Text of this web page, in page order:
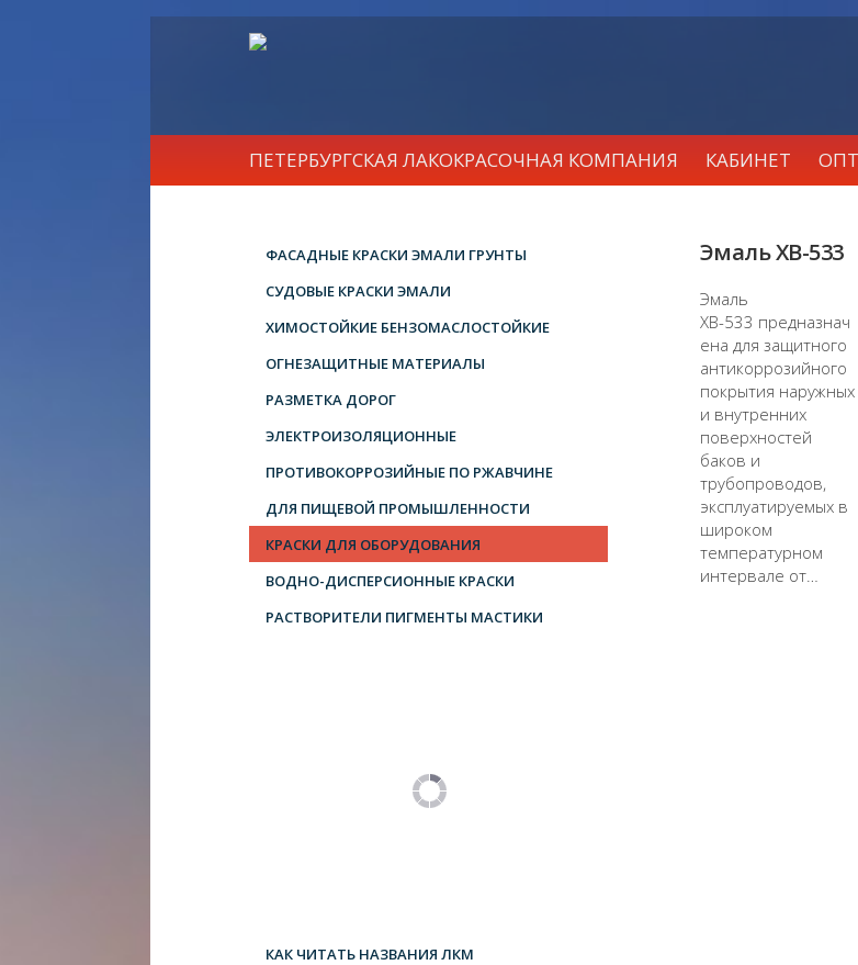
ПЕТЕРБУРГСКАЯ ЛАКОКРАСОЧНАЯ КОМПАНИЯ КАБИНЕТ
Эмаль ХВ-533
Эмаль
ХВ-533 предназнач
ена для защитного
антикоррозийного
покрытия наружных
и внутренних
поверхностей
баков и
трубопроводов,
эксплуатируемых в
широком
температурном
интервале от…
ФАСАДНЫЕ КРАСКИ ЭМАЛИ ГРУНТЫ
СУДОВЫЕ КРАСКИ ЭМАЛИ
ХИМОСТОЙКИЕ БЕНЗОМАСЛОСТОЙКИЕ
ОГНЕЗАЩИТНЫЕ МАТЕРИАЛЫ
РАЗМЕТКА ДОРОГ
ЭЛЕКТРОИЗОЛЯЦИОННЫЕ
ПРОТИВОКОРРОЗИЙНЫЕ ПО РЖАВЧИНЕ
ДЛЯ ПИЩЕВОЙ ПРОМЫШЛЕННОСТИ
КРАСКИ ДЛЯ ОБОРУДОВАНИЯ
ВОДНО-ДИСПЕРСИОННЫЕ КРАСКИ
РАСТВОРИТЕЛИ ПИГМЕНТЫ МАСТИКИ
КАК ЧИТАТЬ НАЗВАНИЯ ЛКМ